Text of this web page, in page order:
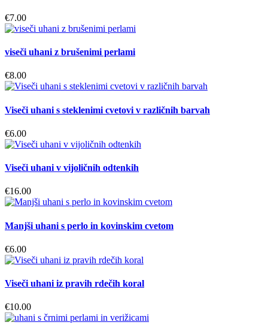
€7.00
viseči uhani z brušenimi perlami
€8.00
Viseči uhani s steklenimi cvetovi v različnih barvah
€6.00
Viseči uhani v vijoličnih odtenkih
€16.00
Manjši uhani s perlo in kovinskim cvetom
€6.00
Viseči uhani iz pravih rdečih koral
€10.00